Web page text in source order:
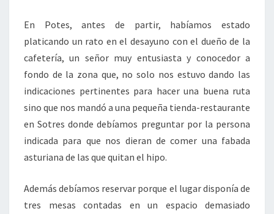
En Potes, antes de partir, habíamos estado
platicando un rato en el desayuno con el dueño de la
cafetería, un señor muy entusiasta y conocedor a
fondo de la zona que, no solo nos estuvo dando las
indicaciones pertinentes para hacer una buena ruta
sino que nos mandó a una pequeña tienda-restaurante
en Sotres donde debíamos preguntar por la persona
indicada para que nos dieran de comer una fabada
asturiana de las que quitan el hipo.
Además debíamos reservar porque el lugar disponía de
tres mesas contadas en un espacio demasiado